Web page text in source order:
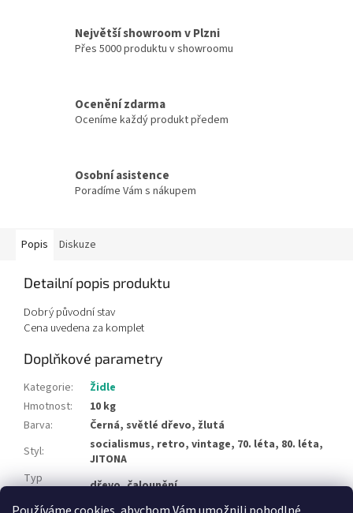
Největší showroom v Plzni
Přes 5000 produktu v showroomu
Ocenění zdarma
Oceníme každý produkt předem
Osobní asistence
Poradíme Vám s nákupem
Popis Diskuze
Detailní popis produktu
Dobrý původní stav
Cena uvedena za komplet
Doplňkové parametry
Kategorie:
Židle
Hmotnost:
10 kg
Barva:
Černá, světlé dřevo, žlutá
Styl:
socialismus, retro, vintage, 70. léta, 80. léta,
JITONA
Typ
dřevo, čalounění